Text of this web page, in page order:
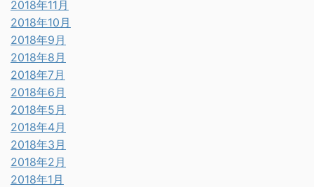
2018年11月
2018年10月
2018年9月
2018年8月
2018年7月
2018年6月
2018年5月
2018年4月
2018年3月
2018年2月
2018年1月